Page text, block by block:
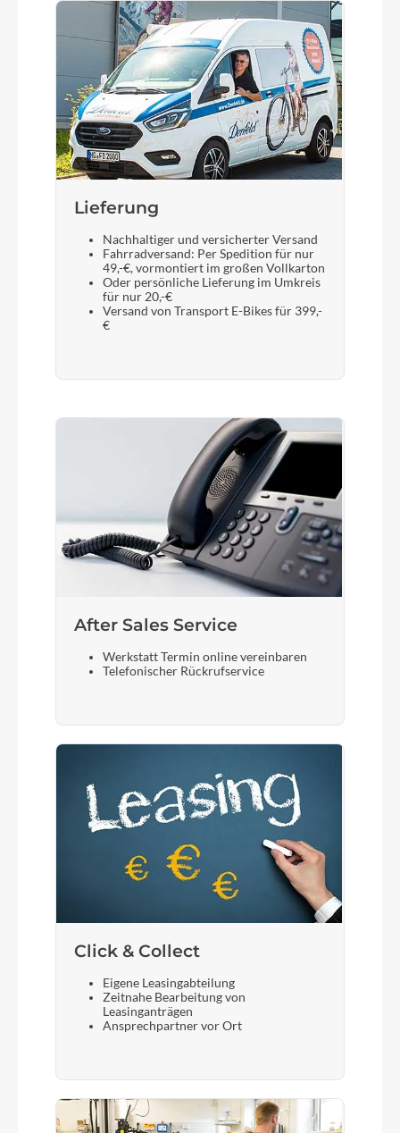
Sattel
ACID Sequence 180
Gabel
CUBE C:62® Technology, 1 1/2" - 1 1/2" Tapered,
Internal Light Cable Option, 15x110mm
Sattelstütze
Newmen Evolution, 31.6mm
Lieferung
Nachhaltiger und versicherter Versand
Fahrradversand: Per Spedition für nur
49,-€, vormontiert im großen Vollkarton
Oder persönliche Lieferung im Umkreis
für nur 20,-€
Versand von Transport E-Bikes für 399,-
€
After Sales Service
Werkstatt Termin online vereinbaren
Telefonischer Rückrufservice
Click & Collect
Eigene Leasingabteilung
Zeitnahe Bearbeitung von
Leasinganträgen
Ansprechpartner vor Ort